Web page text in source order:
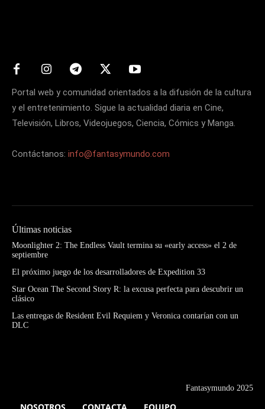
Portal web y comunidad orientados a la difusión de la cultura
y el entretenimiento. Sigue la actualidad diaria en Cine,
Televisión, Libros, Videojuegos, Ciencia, Cómics y Manga.
Contáctanos: info@fantasymundo.com
Últimas noticias
Moonlighter 2: The Endless Vault termina su «early access» el 2 de
septiembre
El próximo juego de los desarrolladores de Expedition 33
Star Ocean The Second Story R: la excusa perfecta para descubrir un
clásico
Las entregas de Resident Evil Requiem y Veronica contarían con un
DLC
Fantasymundo 2025
NOSOTROS CONTACTA EQUIPO